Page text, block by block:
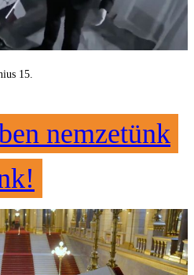
15.
nemzetünk